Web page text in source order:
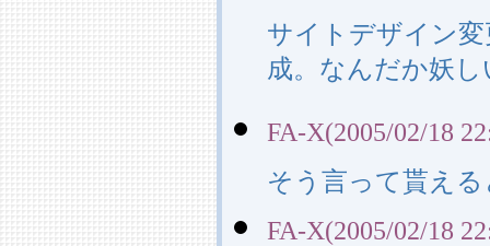
サイトデザイン
成。なんだか妖
FA-X(2005/02/18
そう言って貰え
FA-X(2005/02/18